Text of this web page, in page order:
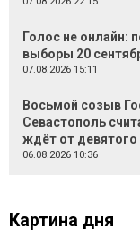
Голос не онлайн:
выборы 20
07.08.2026 15:11
Восьмой созыв
Севастополь
ждёт от девятого
06.08.2026 10:36
Картина дня